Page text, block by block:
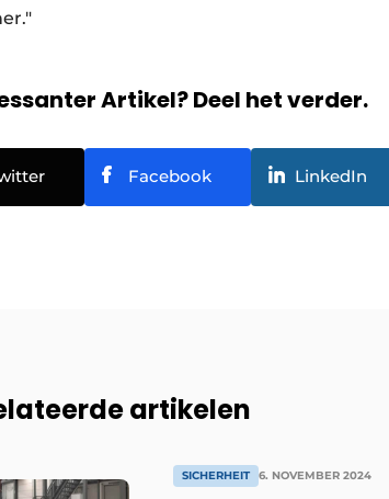
Artikel? Deel het verder.
Facebook LinkedIn
artikelen
SICHERHEIT 6. NOVEMBER 2024